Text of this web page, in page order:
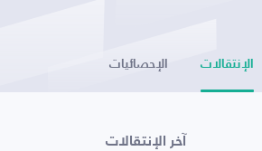
الإنتقالات الإحصائيات
آخر الإنتقالات